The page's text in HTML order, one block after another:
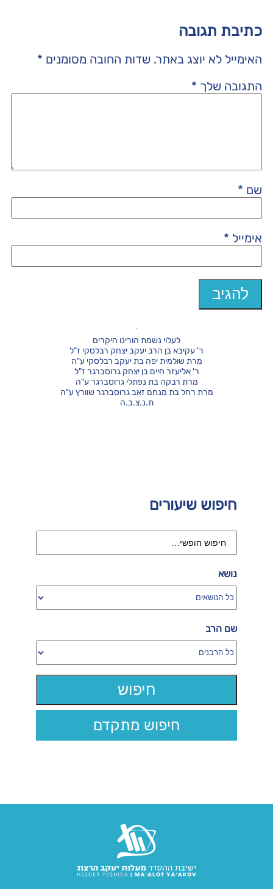
כתיבת תגובה
האימייל לא יוצג באתר. שדות החובה מסומנים *
התגובה שלך *
שם *
אימייל *
חיפוש שיעורים
נושא
שם הרב
חיפוש מתקדם
לעלוי נשמת הורינו היקרים
ר' עקיבא בן הרב יעקב יצחק רבלסקי ז"ל
מרת שולמית יפה בת יעקב רבלסקי ע"ה
ר' אליעזר חיים בן יצחק גרוסברגר ז"ל
מרת רבקה בת נפתלי גרוסברגר ע"ה
מרת רחל בת מנחם זאב גרוסברגר שוורץ ע"ה
ת.נ.צ.ב.ה